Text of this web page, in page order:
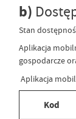
b)
Stan
Aplikacja
gospodarcze
Aplikacja
Kod